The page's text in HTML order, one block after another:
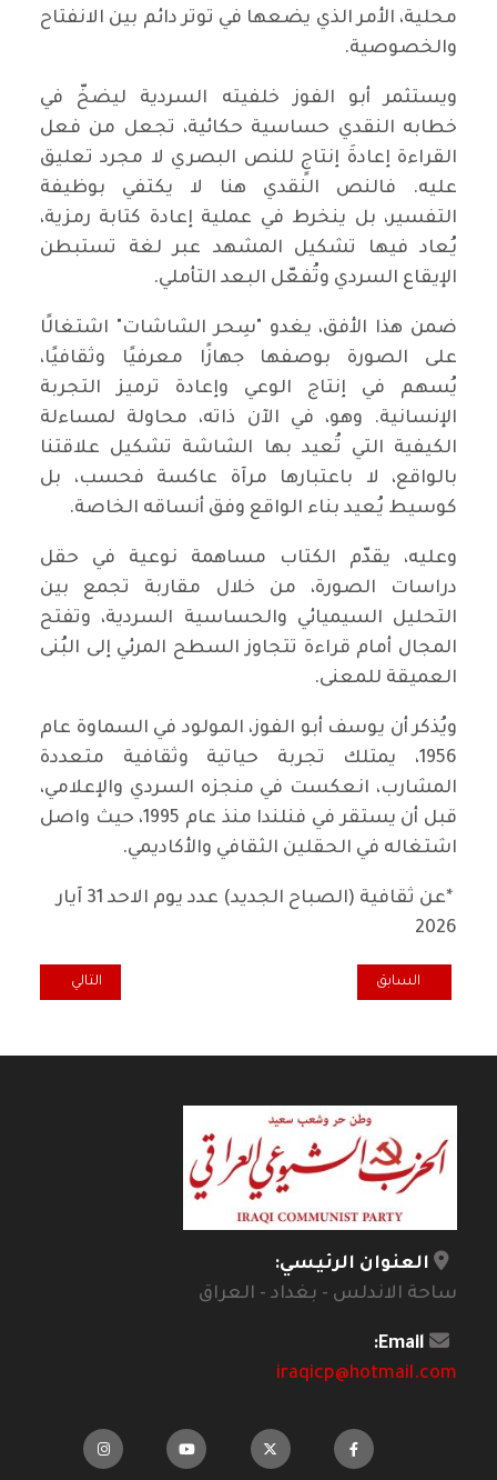
محلية، الأمر الذي يضعها في توتر دائم بين الانفتاح
والخصوصية.
ويستثمر أبو الفوز خلفيته السردية ليضخّ في
خطابه النقدي حساسية حكائية، تجعل من فعل
القراءة إعادةَ إنتاجٍ للنص البصري لا مجرد تعليق
عليه. فالنص النقدي هنا لا يكتفي بوظيفة
التفسير، بل ينخرط في عملية إعادة كتابة رمزية،
يُعاد فيها تشكيل المشهد عبر لغة تستبطن
الإيقاع السردي وتُفعّل البعد التأملي.
ضمن هذا الأفق، يغدو "سِحر الشاشات" اشتغالًا
على الصورة بوصفها جهازًا معرفيًا وثقافيًا،
يُسهم في إنتاج الوعي وإعادة ترميز التجربة
الإنسانية. وهو، في الآن ذاته، محاولة لمساءلة
الكيفية التي تُعيد بها الشاشة تشكيل علاقتنا
بالواقع، لا باعتبارها مرآة عاكسة فحسب، بل
كوسيط يُعيد بناء الواقع وفق أنساقه الخاصة.
وعليه، يقدّم الكتاب مساهمة نوعية في حقل
دراسات الصورة، من خلال مقاربة تجمع بين
التحليل السيميائي والحساسية السردية، وتفتح
المجال أمام قراءة تتجاوز السطح المرئي إلى البُنى
العميقة للمعنى.
ويُذكر أن يوسف أبو الفوز، المولود في السماوة عام
1956، يمتلك تجربة حياتية وثقافية متعددة
المشارب، انعكست في منجزه السردي والإعلامي،
قبل أن يستقر في فنلندا منذ عام 1995، حيث واصل
اشتغاله في الحقلين الثقافي والأكاديمي.
*عن ثقافية (الصباح الجديد) عدد يوم الاحد 31 آيار
2026
المقال السابق: "إيفين .. حفرٌ في الذاكرة"، مرثية جيل مطارد
السابق المقال التالي:
التالي
العنوان الرئيسي:
ساحة الاندلس - بغداد - العراق
Email:
iraqicp@hotmail.com